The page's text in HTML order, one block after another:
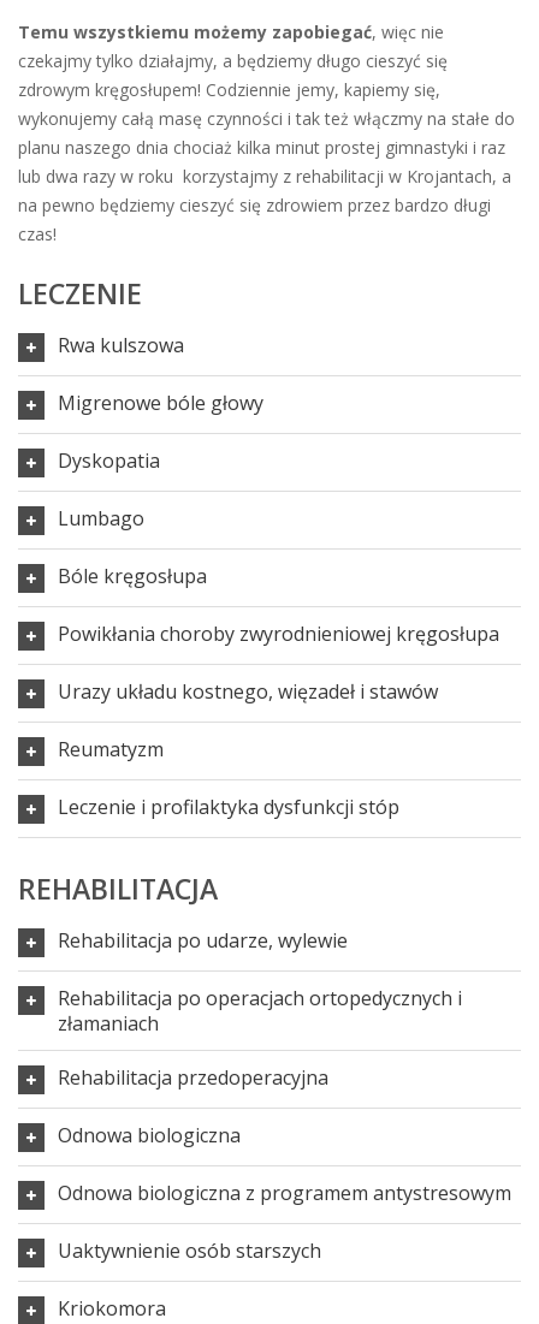
Temu wszystkiemu możemy zapobiegać, więc nie
czekajmy tylko działajmy, a będziemy długo cieszyć się
zdrowym kręgosłupem! Codziennie jemy, kapiemy się,
wykonujemy całą masę czynności i tak też włączmy na stałe do
planu naszego dnia chociaż kilka minut prostej gimnastyki i raz
lub dwa razy w roku korzystajmy z rehabilitacji w Krojantach, a
na pewno będziemy cieszyć się zdrowiem przez bardzo długi
czas!
LECZENIE
Rwa kulszowa
Migrenowe bóle głowy
Dyskopatia
Lumbago
Bóle kręgosłupa
Powikłania choroby zwyrodnieniowej kręgosłupa
Urazy układu kostnego, więzadeł i stawów
Reumatyzm
Leczenie i profilaktyka dysfunkcji stóp
REHABILITACJA
Rehabilitacja po udarze, wylewie
Rehabilitacja po operacjach ortopedycznych i
złamaniach
Rehabilitacja przedoperacyjna
Odnowa biologiczna
Odnowa biologiczna z programem antystresowym
Uaktywnienie osób starszych
Kriokomora